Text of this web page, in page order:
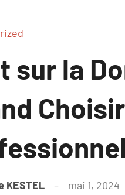
sur la
KESTEL mai 1, 2024